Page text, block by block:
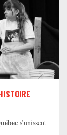
s’unissent